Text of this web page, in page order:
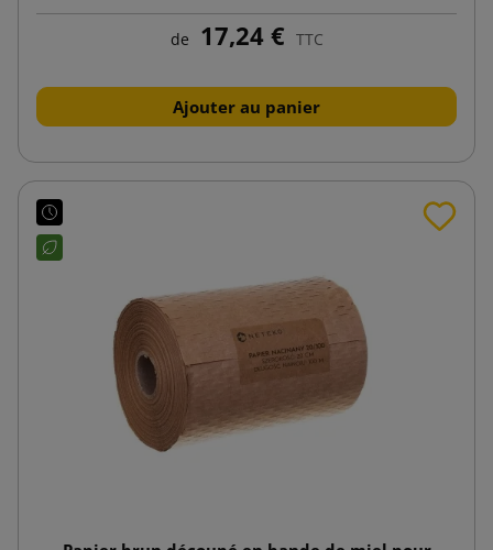
de 17,24 € TTC
Ajouter au panier